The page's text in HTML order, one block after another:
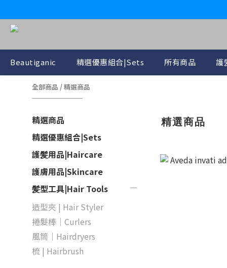
Beautiganic 精選優惠組合|Sets 所有商品 護
全部商品 /精選商品
精選商品
精選優惠組合|Sets
護髪用品|Haircare
護膚用品|Skincare
髪型工具|Hair Tools
造型夾 | Hair Styler
捲髮棒｜Curlers
風筒｜Hairdryers
梳 | Hairbrush
精選商品